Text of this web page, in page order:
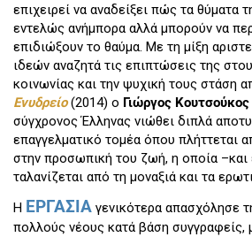
επιχειρεί να αναδείξει πώς τα θύματα
εντελώς ανήμπορα αλλά μπορούν να
επιδιώξουν το θαύμα. Με τη μίξη
ιδεών αναζητά τις επιπτώσεις της
κοινωνίας και την ψυχική τους στάση
Ενυδρείο(2014) ο Γιώργος Κουτσούκος
σύγχρονος Έλληνας νιώθει διπλά
επαγγελματικό τομέα όπου πλήττεται
στην προσωπική του ζωή, η οποία –και
ταλανίζεται από τη μοναξιά και τα
Η ΕΡΓΑΣΙΑ γενικότερα απασχόλησε
πολλούς νέους κατά βάση συγγραφείς,